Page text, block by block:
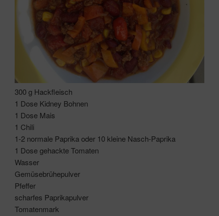
300 g Hackfleisch
1 Dose Kidney Bohnen
1 Dose Mais
1 Chili
1-2 normale Paprika oder 10 kleine Nasch-Paprika
1 Dose gehackte Tomaten
Wasser
Gemüsebrühepulver
Pfeffer
scharfes Paprikapulver
Tomatenmark